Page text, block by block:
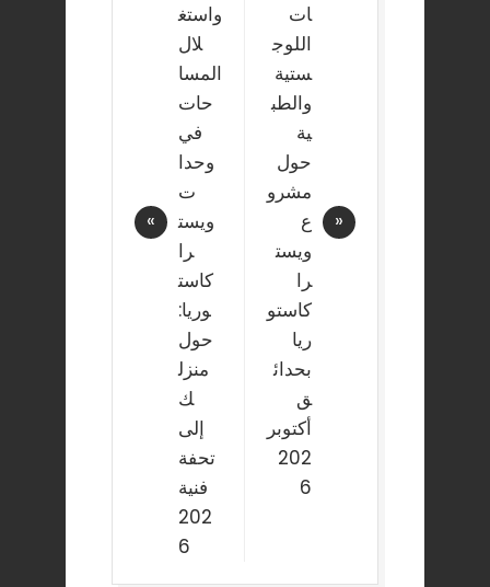
واستغ
لال
المسا
حات
في
وحدا
ت
ويست
را
كاست
وريا:
حول
منزل
ك
إلى
تحفة
فنية
202
6
ات
اللوج
ستية
والطب
ية
حول
مشرو
ع
ويست
را
كاستو
ريا
بحدائ
ق
أكتوبر
202
6